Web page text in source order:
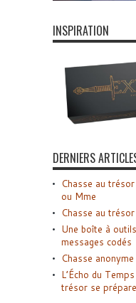
INSPIRATION
DERNIERS
Chasse au
ou Mme
Chasse au
Une boîte à
messages codés
Chasse
L’Écho du
trésor se prépare